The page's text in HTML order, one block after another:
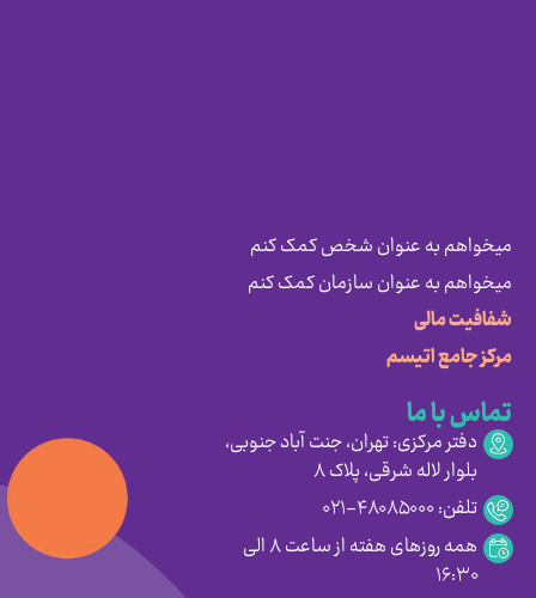
میخواهم به عنوان شخص کمک کنم
میخواهم به عنوان سازمان کمک کنم
شفافیت مالی
مرکز جامع اتیسم
تماس با ما
دفتر مرکزی: تهران، جنت آباد جنوبی،
بلوار لاله شرقی، پلاک ۸
تلفن: ۴۸۰۸۵۰۰۰-۰۲۱
همه روزهای هفته از ساعت ۸ الی
۱۶:۳۰